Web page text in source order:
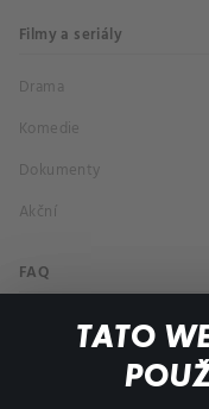
TATO
Filmy a seriály
Drama
Komedie
Dokumenty
Akční
FAQ
Můj účet
Důležité odkazy